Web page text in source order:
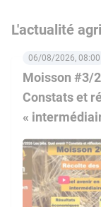
L'actualité
Moisson #3/
Constats et
«
06/08/2026, 08:00